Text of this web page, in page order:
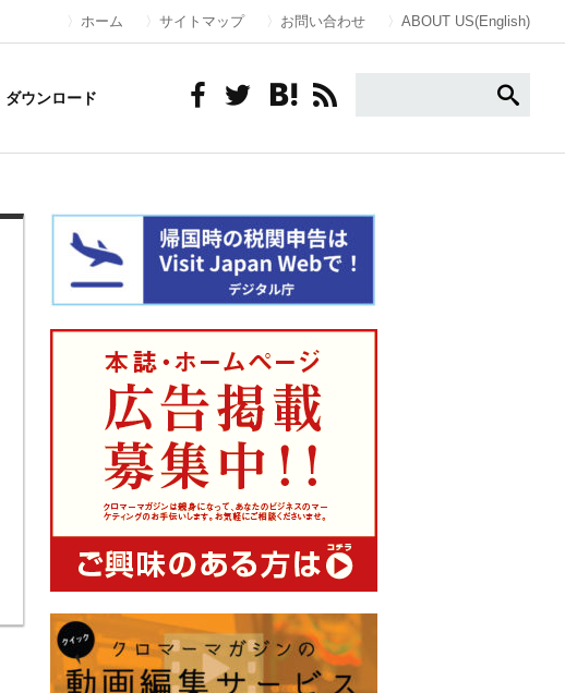
ホーム サイトマップ お問い合わせ ABOUT US(English)
ダウンロード